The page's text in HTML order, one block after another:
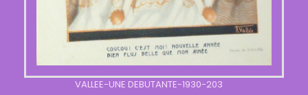
VALLEE-UNE DEBUTANTE-1930-203